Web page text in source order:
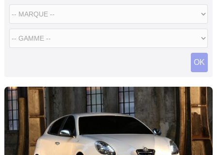
Electriques
Utilitaires
Services
Forum
Moto
OK